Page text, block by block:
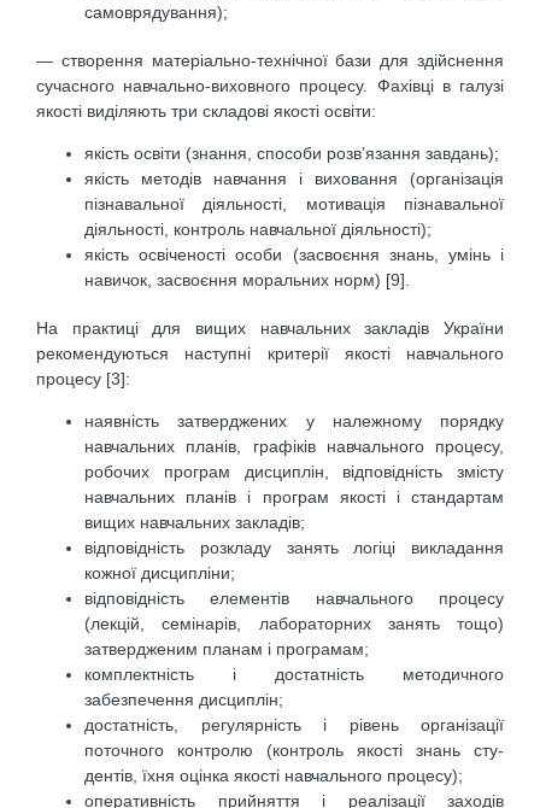
самоврядування);
— створення матеріально-технічної бази для здійснення
сучасного навчально-виховного процесу. Фахівці в галузі
якості виділяють три складові якості освіти:
якість освіти (знання, способи розв’язання завдань);
якість методів навчання і виховання (організація
пізнавальної діяльності, мотивація пізнава­льної
діяльності, контроль навчальної діяльності);
якість освіченості особи (засвоєння знань, умінь і
навичок, засвоєння моральних норм) [9].
На практиці для вищих навчальних закладів України
рекомендуються наступні критерії якості навчального
процесу [3]:
наявність затверджених у належному порядку
навчальних планів, графіків навчального про­цесу,
робочих програм дисциплін, відповідність змісту
навчальних планів і програм якості і стандартам
вищих навчальних закладів;
відповідність розкладу занять логіці викладання
кожної дисципліни;
відповідність елементів навчального процесу
(лекцій, семінарів, лабораторних занять тощо)
затвердженим планам і програмам;
комплектність і достатність методичного
забезпечення дисциплін;
достатність, регулярність і рівень організації
поточного контролю (контроль якості знань сту­
дентів, їхня оцінка якості навчального процесу);
оперативність прийняття і реалізації заходів